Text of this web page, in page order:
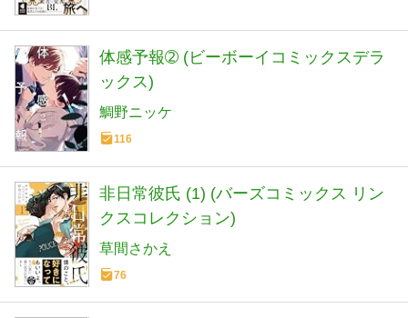
体感予報➁ (ビーボーイコミックスデラ
ックス)
鯛野ニッケ
116
非日常彼氏 (1) (バーズコミックス リン
クスコレクション)
草間さかえ
76